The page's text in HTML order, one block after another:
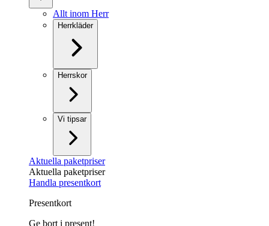
Allt inom Herr
Herrkläder
Herrskor
Vi tipsar
Aktuella paketpriser
Aktuella paketpriser
Handla presentkort
Presentkort
Ge bort i present!